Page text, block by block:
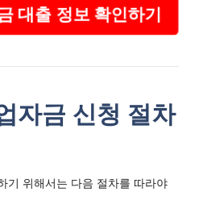
대출 정보 확인하기
자금 신청 절차
기 위해서는 다음 절차를 따라야